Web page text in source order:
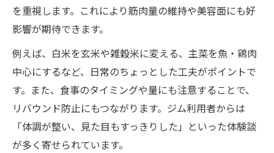
を重視します。これにより筋肉量の維持や美容面にも好
影響が期待できます。
例えば、白米を玄米や雑穀米に変える、主菜を魚・鶏肉
中心にするなど、日常のちょっとした工夫がポイントで
す。また、食事のタイミングや量にも注意することで、
リバウンド防止にもつながります。ジム利用者からは
「体調が整い、見た目もすっきりした」といった体験談
が多く寄せられています。